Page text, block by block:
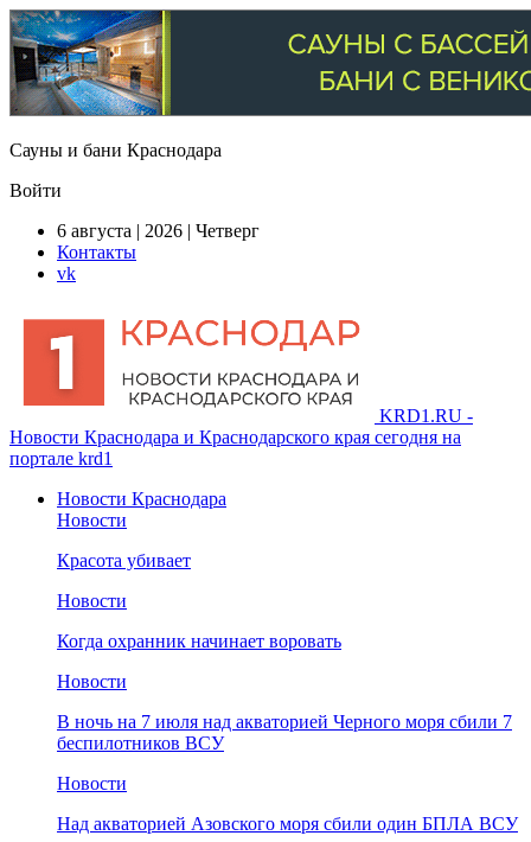
Сауны и бани Краснодара
Войти
6 августа | 2026 | Четверг
Контакты
vk
KRD1.RU -
Новости Краснодара и Краснодарского края сегодня на
портале krd1
Новости Краснодара
Новости
Красота убивает
Новости
Когда охранник начинает воровать
Новости
В ночь на 7 июля над акваторией Черного моря сбили 7
беспилотников ВСУ
Новости
Над акваторией Азовского моря сбили один БПЛА ВСУ